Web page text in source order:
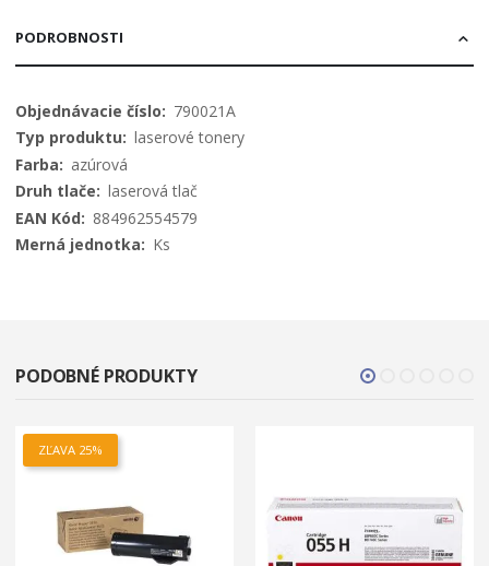
PODROBNOSTI
Viac
informácií
790021A
laserové tonery
azúrová
laserová tlač
884962554579
Ks
PODOBNÉ PRODUKTY
ZĽAVA 25%